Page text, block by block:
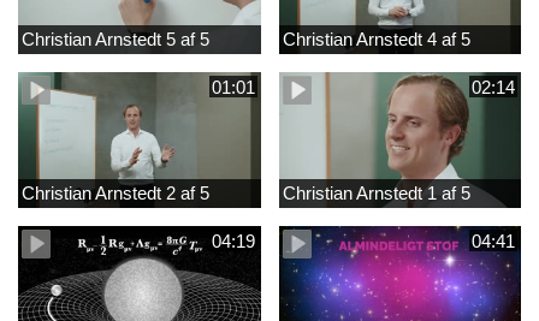
Christian Arnstedt 5 af 5 Christian Arnstedt 4 af 5
01:01
Christian Arnstedt 2 af 5
02:14
Christian Arnstedt 1 af 5
04:19 04:41